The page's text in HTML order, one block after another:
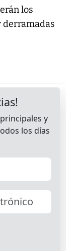
los
derramadas